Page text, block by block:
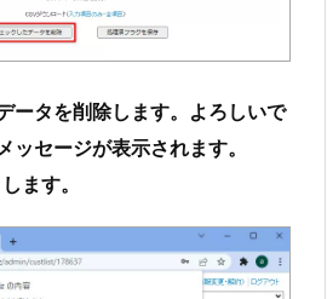
ータを削除します。よろしいで
ッセージが表示されます。
ます。